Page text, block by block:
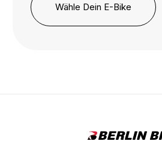
Wähle Dein E-Bike